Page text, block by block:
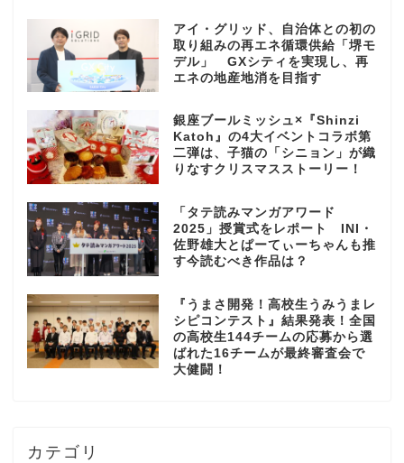
アイ・グリッド、自治体との初の
取り組みの再エネ循環供給「堺モ
デル」 GXシティを実現し、再
エネの地産地消を目指す
銀座ブールミッシュ×『Shinzi
Katoh』の4大イベントコラボ第
二弾は、子猫の「シニョン」が織
りなすクリスマスストーリー！
「タテ読みマンガアワード
2025」授賞式をレポート INI・
佐野雄大とぱーてぃーちゃんも推
す今読むべき作品は？
『うまさ開発！高校生うみうまレ
シピコンテスト』結果発表！全国
の高校生144チームの応募から選
ばれた16チームが最終審査会で
大健闘！
カテゴリ